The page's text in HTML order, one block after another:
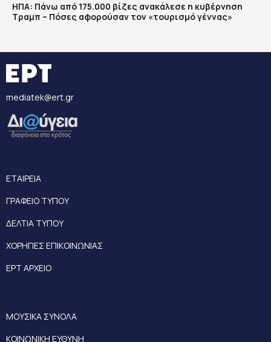
ΗΠΑ: Πάνω από 175.000 βίζες ανακάλεσε η κυβέρνηση
Τραμπ – Πόσες αφορούσαν τον «τουρισμό γέννας»
mediatek@ert.gr
ΕΤΑΙΡΕΙΑ
ΓΡΑΦΕΙΟ ΤΥΠΟΥ
ΔΕΛΤΙΑ ΤΥΠΟΥ
ΧΟΡΗΓΙΕΣ ΕΠΙΚΟΙΝΩΝΙΑΣ
ΕΡΤ ΑΡΧΕΙΟ
ΜΟΥΣΙΚΑ ΣΥΝΟΛΑ
ΚΟΙΝΩΝΙΚΗ ΕΥΘΥΝΗ